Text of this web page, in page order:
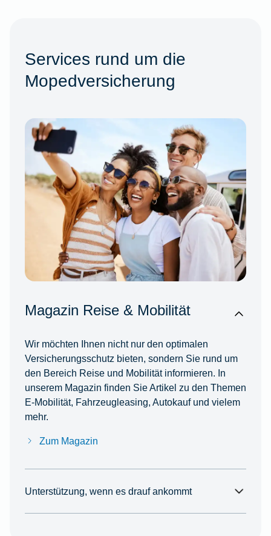
Services rund um die
Mopedversicherung
Magazin Reise & Mobilität
Wir möchten Ihnen nicht nur den optimalen
Versicherungsschutz bieten, sondern Sie rund um
den Bereich Reise und Mobilität informieren. In
unserem Magazin finden Sie Artikel zu den Themen
E-Mobilität, Fahrzeugleasing, Autokauf und vielem
mehr.
Zum Magazin
Unterstützung, wenn es drauf ankommt